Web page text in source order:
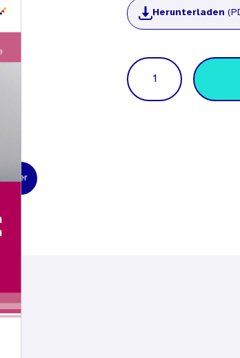
Herunterladen
Menge